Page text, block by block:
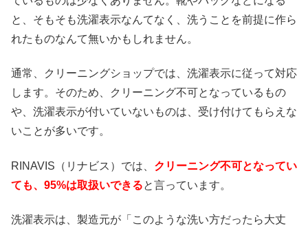
と、そもそも洗濯表示なんてなく、洗うことを前提に作ら
れたものなんて無いかもしれません。
通常、クリーニングショップでは、洗濯表示に従って対応
します。そのため、クリーニング不可となっているもの
や、洗濯表示が付いていないものは、受け付けてもらえな
いことが多いです。
RINAVIS（リナビス）では、 クリーニング不可となってい
ても、95%は取扱いできると言っています。
洗濯表示は、製造元が「このような洗い方だったら大丈